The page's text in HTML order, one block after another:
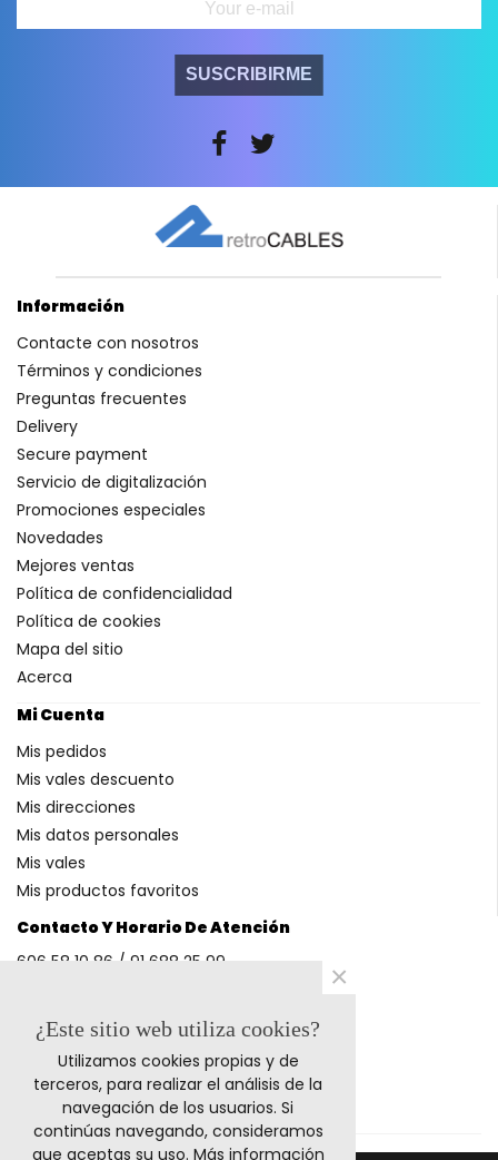
SUSCRIBIRME
Contacto Y Horario De Atención
606 58 10 86 / 91 688 25 99
Métodos De Pago
Información
Contacte con nosotros
Términos y condiciones
Preguntas frecuentes
Delivery
Secure payment
Servicio de digitalización
Promociones especiales
Novedades
Mejores ventas
Política de confidencialidad
Política de cookies
Mapa del sitio
Acerca
Mi Cuenta
Mis pedidos
Mis vales descuento
Mis direcciones
Mis datos personales
Mis vales
Mis productos favoritos
¿Este sitio web utiliza cookies?
Utilizamos cookies propias y de
terceros, para realizar el análisis de la
navegación de los usuarios. Si
continúas navegando, consideramos
que aceptas su uso. Más información
×